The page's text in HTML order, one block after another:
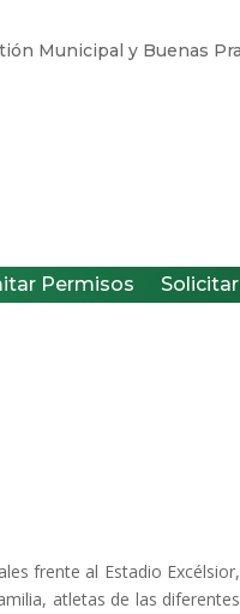
Municipal y Buenas
Permisos
frente al Estadio Excélsior,
atletas de las diferentes